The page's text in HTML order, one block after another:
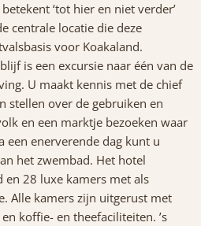
‘tot hier en niet verder’
centrale locatie die deze
voor Koakaland.
is een excursie naar één van de
U maakt kennis met de chief
stellen over de gebruiken en
en een marktje bezoeken waar
een enerverende dag kunt u
het zwembad. Het hotel
en 28 luxe kamers met als
Alle kamers zijn uitgerust met
koffie- en theefaciliteiten. ’s